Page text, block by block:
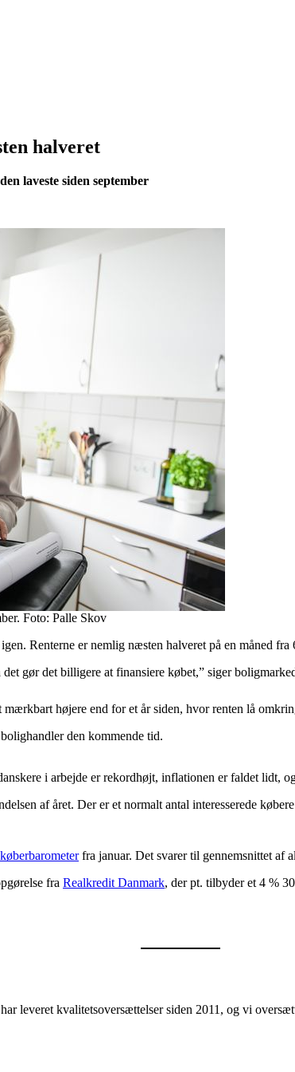
halveret
laveste siden september
Foto: Palle Skov
Renterne er nemlig næsten halveret på en måned fra
gør det billigere at finansiere købet,” siger
mærkbart højere end for et år siden, hvor renten lå
den kommende tid.
i arbejde er rekordhøjt, inflationen er faldet lidt,
af året. Der er et normalt antal interesserede
fra januar. Det svarer til gennemsnittet af
fra Realkredit Danmark, der pt. tilbyder et 4 %
leveret kvalitetsoversættelser siden 2011, og vi